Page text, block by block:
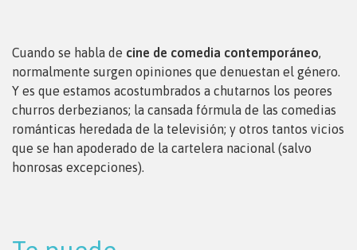
Cuando se habla de cine de comedia contemporáneo,
normalmente surgen opiniones que denuestan el género.
Y es que estamos acostumbrados a chutarnos los peores
churros derbezianos; la cansada fórmula de las comedias
románticas heredada de la televisión; y otros tantos vicios
que se han apoderado de la cartelera nacional (salvo
honrosas excepciones).